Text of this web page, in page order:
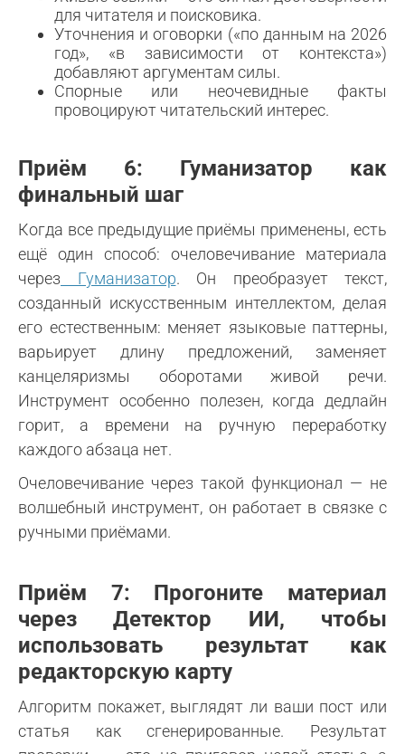
для читателя и поисковика.
Уточнения и оговорки («по данным на 2026
год», «в зависимости от контекста»)
добавляют аргументам силы.
Спорные или неочевидные факты
провоцируют читательский интерес.
Приём 6: Гуманизатор как
финальный шаг
Когда все предыдущие приёмы применены, есть
ещё один способ: очеловечивание материала
через Гуманизатор. Он преобразует текст,
созданный искусственным интеллектом, делая
его естественным: меняет языковые паттерны,
варьирует длину предложений, заменяет
канцеляризмы оборотами живой речи.
Инструмент особенно полезен, когда дедлайн
горит, а времени на ручную переработку
каждого абзаца нет.
Очеловечивание через такой функционал — не
волшебный инструмент, он работает в связке с
ручными приёмами.
Приём 7: Прогоните материал
через Детектор ИИ, чтобы
использовать результат как
редакторскую карту
Алгоритм покажет, выглядят ли ваши пост или
статья как сгенерированные. Результат